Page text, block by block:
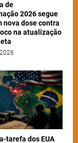
de
2026 segue
nova dose contra
na atualização
tarefa dos EUA